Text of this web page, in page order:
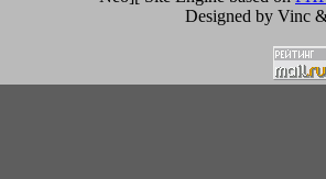
Designed by Vinc